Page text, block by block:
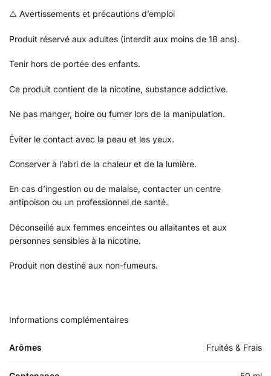
⚠️ Avertissements et précautions d’emploi
Produit réservé aux adultes (interdit aux moins de 18 ans).
Tenir hors de portée des enfants.
Ce produit contient de la nicotine, substance addictive.
Ne pas manger, boire ou fumer lors de la manipulation.
Éviter le contact avec la peau et les yeux.
Conserver à l’abri de la chaleur et de la lumière.
En cas d’ingestion ou de malaise, contacter un centre
antipoison ou un professionnel de santé.
Déconseillé aux femmes enceintes ou allaitantes et aux
personnes sensibles à la nicotine.
Produit non destiné aux non-fumeurs.
Informations complémentaires
Arômes Fruités & Frais